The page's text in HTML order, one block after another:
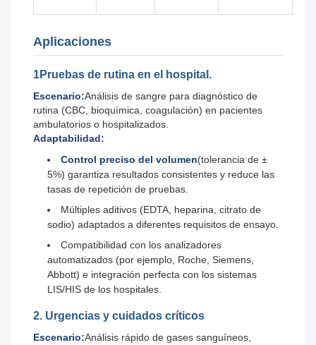
Aplicaciones
1Pruebas de rutina en el hospital.
Escenario:Análisis de sangre para diagnóstico de
rutina (CBC, bioquímica, coagulación) en pacientes
ambulatorios o hospitalizados.
Adaptabilidad:
Control preciso del volumen(tolerancia de ±
5%) garantiza resultados consistentes y reduce las
tasas de repetición de pruebas.
Múltiples aditivos (EDTA, heparina, citrato de
sodio) adaptados a diferentes requisitos de ensayo.
Compatibilidad con los analizadores
automatizados (por ejemplo, Roche, Siemens,
Abbott) e integración perfecta con los sistemas
LIS/HIS de los hospitales.
2. Urgencias y cuidados críticos
Escenario:Análisis rápido de gases sanguíneos,